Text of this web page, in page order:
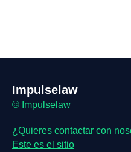
Impulselaw
© Impulselaw
¿Quieres contactar con
Este es el sitio